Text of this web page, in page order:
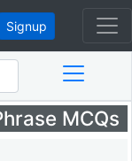
Signup
MCQs